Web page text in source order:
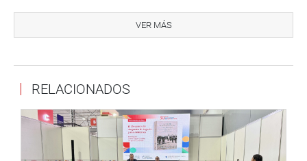
diálogos del pensamiento político feminista en el Perú”,
“La literatura de Pedro Zulen, poeta tusán”; “Pedro Zulen:
publicación de 2015,Pedro S. Zulen. Escritos reunidos
una compilación de la obra del filósofo y pionero de la
bibliotecología en el Perú y cuyos autores, Rubén Quiroz,
Joel Rojas y Pablo Quintanilla, estuvieron presentes.
VER MÁS
RELACIONADOS